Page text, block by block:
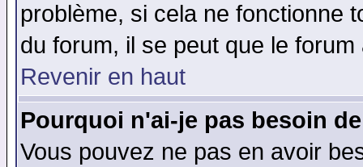
problème, si cela ne fonctionne
du forum, il se peut que le
Revenir en haut
Pourquoi n'ai-je pas besoin
Vous pouvez ne pas en avoir